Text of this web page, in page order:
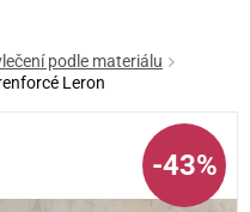
podle materiálu
Leron
-43%